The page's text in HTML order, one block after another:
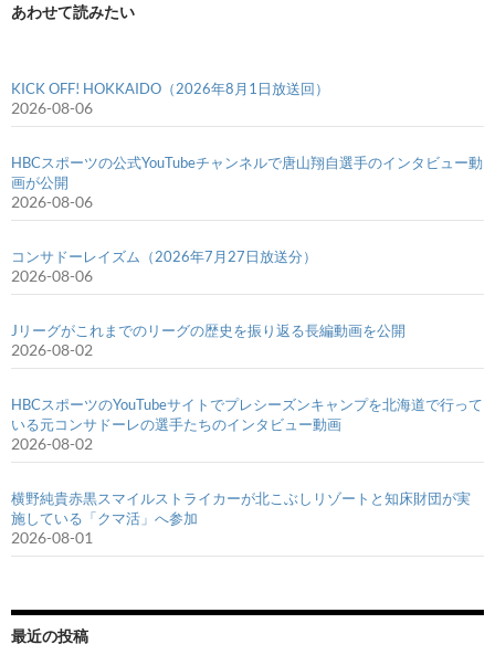
あわせて読みたい
KICK OFF! HOKKAIDO（2026年8月1日放送回）
2026-08-06
HBCスポーツの公式YouTubeチャンネルで唐山翔自選手のインタビュー動
画が公開
2026-08-06
コンサドーレイズム（2026年7月27日放送分）
2026-08-06
Jリーグがこれまでのリーグの歴史を振り返る長編動画を公開
2026-08-02
HBCスポーツのYouTubeサイトでプレシーズンキャンプを北海道で行って
いる元コンサドーレの選手たちのインタビュー動画
2026-08-02
横野純貴赤黒スマイルストライカーが北こぶしリゾートと知床財団が実
施している「クマ活」へ参加
2026-08-01
最近の投稿